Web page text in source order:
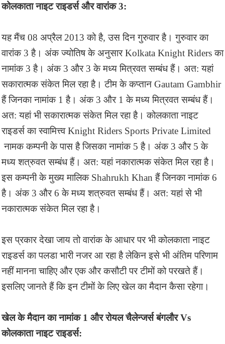
कोलकाता नाइट राइडर्स और वारांक 3:
यह मैंच 08 अप्रैल 2013 को है, उस दिन गुरुवार है। गुरुवार का
वारांक 3 है। अंक ज्योतिष के अनुसार Kolkata Knight Riders का
नामांक 3 है। अंक 3 और 3 के मध्य मित्रवत सम्बंध हैं। अत: यहां
सकारात्मक संकेत मिल रहा है। टीम के कप्तान Gautam Gambhir
हैं जिनका नामांक 1 है। अंक 3 और 1 के मध्य मित्रवत सम्बंध हैं।
अत: यहां भी सकारात्मक संकेत मिल रहा है। कोलकाता नाइट
राइडर्स का स्वामित्त्व Knight Riders Sports Private Limited
नामक कम्पनी के पास है जिसका नामांक 5 है। अंक 3 और 5 के
मध्य शत्रुवत सम्बंध हैं। अत: यहां नकारात्मक संकेत मिल रहा है।
इस कम्पनी के मुख्य मालिक Shahrukh Khan हैं जिनका नामांक 6
है। अंक 3 और 6 के मध्य शत्रुवत सम्बंध हैं। अत: यहां से भी
नकारात्मक संकेत मिल रहा है।
इस प्रकार देखा जाय तो वारांक के आधार पर भी कोलकाता नाइट
राइडर्स का पलडा भारी नजर आ रहा है लेकिन इसे भी अंतिम परिणाम
नहीं मानना चाहिए और एक और कसौटी पर टीमों को परखते हैं।
इसलिए जानते हैं कि इन टीमों के लिए खेल का मैदान कैसा रहेगा।
खेल के मैदान का नामांक 1 और रोयल चैलेन्जर्स बंगलौर Vs
कोलकाता नाइट राइडर्स: